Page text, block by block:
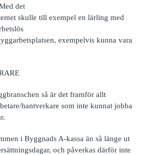
det
skulle till exempel en lärling med
exempelvis kunna vara
så är det framför allt
hantverkare som inte kunnat jobba
i Byggnads A-kassa än så länge ut
och påverkas därför inte